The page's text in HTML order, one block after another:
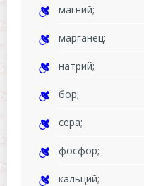
магний;
марганец;
натрий;
бор;
сера;
фосфор;
кальций;